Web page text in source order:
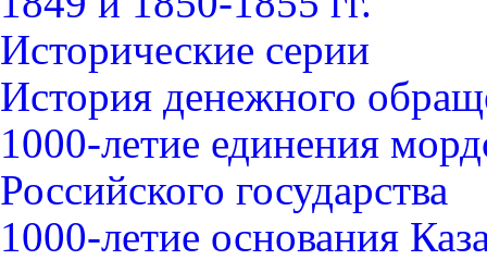
Исторические серии
История денежного
1000-летие единения
Российского государства
1000-летие основания